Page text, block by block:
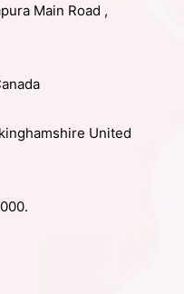
Main Road ,
United